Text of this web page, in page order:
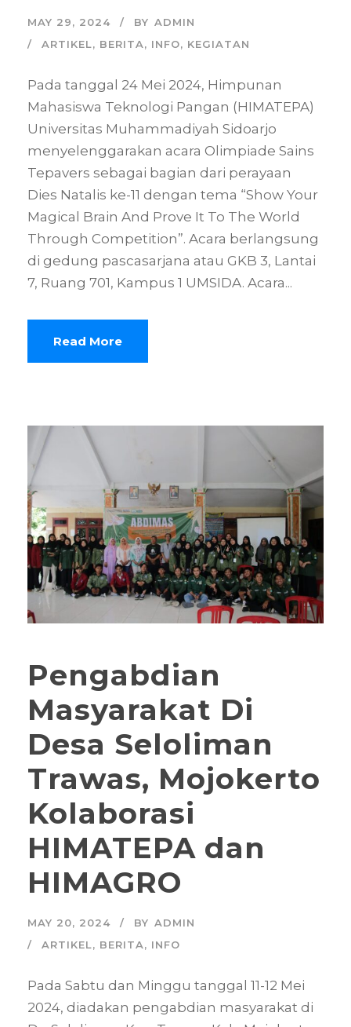
MAY 29, 2024 BY ADMIN
ARTIKEL, BERITA, INFO, KEGIATAN
Pada tanggal 24 Mei 2024, Himpunan
Mahasiswa Teknologi Pangan (HIMATEPA)
Universitas Muhammadiyah Sidoarjo
menyelenggarakan acara Olimpiade Sains
Tepavers sebagai bagian dari perayaan
Dies Natalis ke-11 dengan tema “Show Your
Magical Brain And Prove It To The World
Through Competition”. Acara berlangsung
di gedung pascasarjana atau GKB 3, Lantai
7, Ruang 701, Kampus 1 UMSIDA. Acara...
Read More
Pengabdian
Masyarakat Di
Desa Seloliman
Trawas, Mojokerto
Kolaborasi
HIMATEPA dan
HIMAGRO
MAY 20, 2024 BY ADMIN
ARTIKEL, BERITA, INFO
Pada Sabtu dan Minggu tanggal 11-12 Mei
2024, diadakan pengabdian masyarakat di